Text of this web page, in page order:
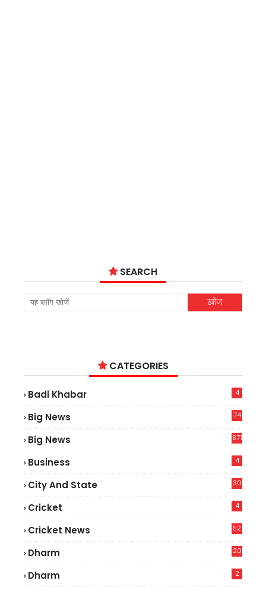
SEARCH
CATEGORIES
Badi Khabar 4
Big News
74
Big News 871
Business 4
City And State 30
Cricket 4
Cricket News
52
Dharm 20
Dharm 2